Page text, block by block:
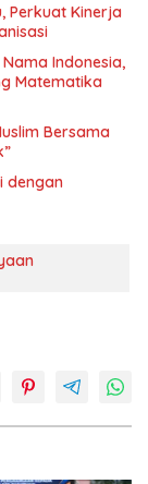
Perkuat Kinerja
Nama Indonesia,
Matematika
Bersama
dengan